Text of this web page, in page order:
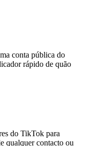
conta pública do
rápido de quão
do TikTok para
qualquer contacto ou